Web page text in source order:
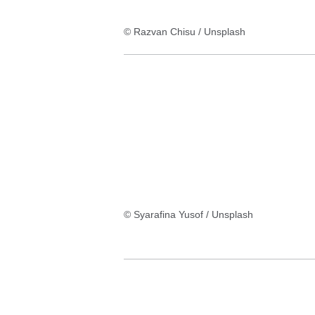
© Razvan Chisu / Unsplash
© Syarafina Yusof / Unsplash